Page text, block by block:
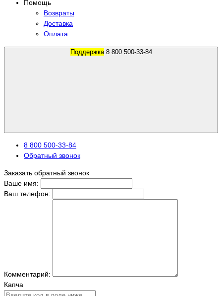
Помощь
Возвраты
Доставка
Оплата
Поддержка 8 800 500-33-84
8 800 500-33-84
Обратный звонок
Заказать обратный звонок
Ваше имя:
Ваш телефон:
Комментарий:
Капча